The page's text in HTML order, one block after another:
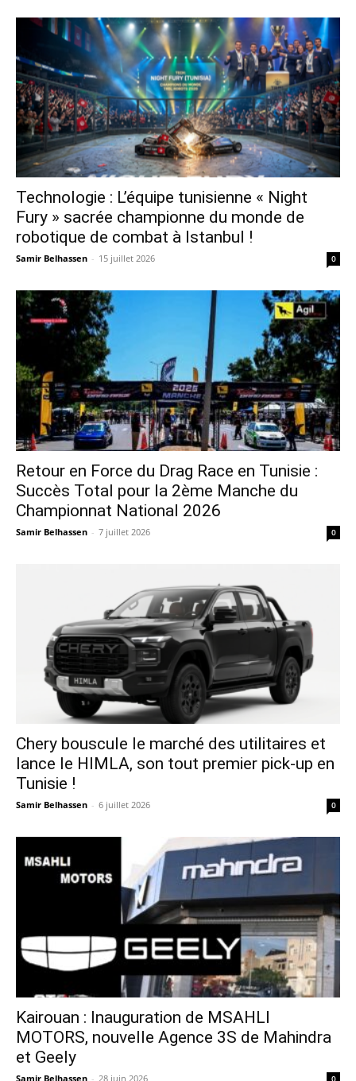
Technologie : L’équipe tunisienne « Night
Fury » sacrée championne du monde de
robotique de combat à Istanbul !
Samir Belhassen - 15 juillet 2026 0
Retour en Force du Drag Race en Tunisie :
Succès Total pour la 2ème Manche du
Championnat National 2026
Samir Belhassen - 7 juillet 2026 0
Chery bouscule le marché des utilitaires et
lance le HIMLA, son tout premier pick-up en
Tunisie !
Samir Belhassen - 6 juillet 2026 0
Kairouan : Inauguration de MSAHLI
MOTORS, nouvelle Agence 3S de Mahindra
et Geely
Samir Belhassen - 28 juin 2026 0